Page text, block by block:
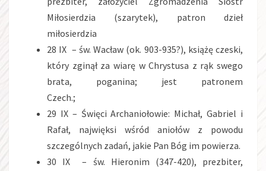
Miłosierdzia (szarytek), patron dzieł
miłosierdzia
28 IX – św. Wacław (ok. 903-935?), książę czeski,
który zginął za wiarę w Chrystusa z rąk swego
brata, poganina; jest patronem
Czech.;
29 IX – Święci Archaniołowie: Michał, Gabriel i
Rafał, najwięksi wśród aniołów z powodu
szczególnych zadań, jakie Pan Bóg im powierza.
30 IX – św. Hieronim (347-420), prezbiter,